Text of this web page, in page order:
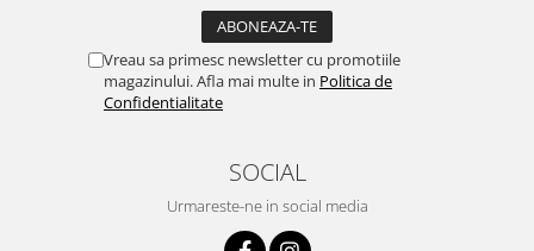
Vreau sa primesc newsletter cu promotiile
magazinului. Afla mai multe in Politica de
Confidentialitate
SOCIAL
Urmareste-ne in social media